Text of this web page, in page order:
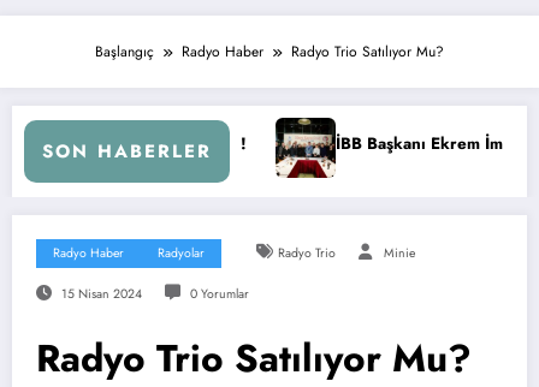
Başlangıç Radyo Haber Radyo Trio Satılıyor Mu?
SON HABERLERİBB Başkanı Ekrem İmamoğlu Radyocular ile Buluştu
Radyo Haber Radyolar Radyo Trio Minie
15 Nisan 2024 0 Yorumlar
Radyo Trio Satılıyor Mu?